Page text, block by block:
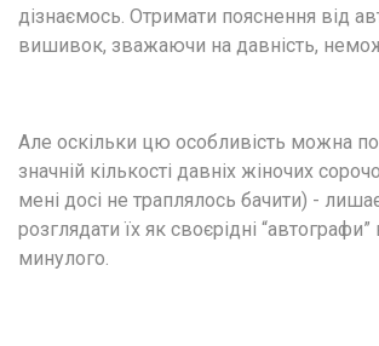
дізнаємось. Отримати пояснення від
вишивок, зважаючи на давність,
Але оскільки цю особливість можна
значній кількості давніх жіночих
мені досі не траплялось бачити) -
розглядати їх як своєрідні
минулого.